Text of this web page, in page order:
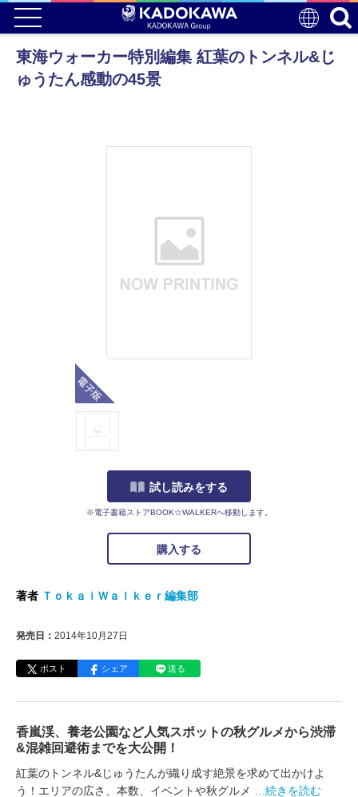
東海ウォーカー特別編集 紅葉のトンネル&じ
ゅうたん感動の45景
試し読みをする
※電子書籍ストアBOOK☆WALKERへ移動します。
購入する
著者 ＴｏｋａｉＷａｌｋｅｒ編集部
発売日： 2014年10月27日
ポスト シェア 送る
香嵐渓、養老公園など人気スポットの秋グルメから渋滞
&混雑回避術までを大公開！
紅葉のトンネル&じゅうたんが織り成す絶景を求めて出かけよ
う！エリアの広さ、本数、イベントや秋グルメ
…続きを読む